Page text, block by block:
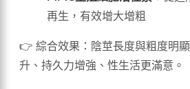
再生，有效增大增粗
👉 綜合效果：陰莖長度與粗度明
升、持久力增強、性生活更滿意。